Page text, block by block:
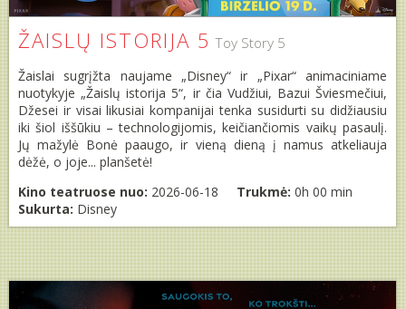
ŽAISLŲ ISTORIJA 5 Toy Story 5
Žaislai sugrįžta naujame „Disney“ ir „Pixar“ animaciniame
nuotykyje „Žaislų istorija 5“, ir čia Vudžiui, Bazui Šviesmečiui,
Džesei ir visai likusiai kompanijai tenka susidurti su didžiausiu
iki šiol iššūkiu – technologijomis, keičiančiomis vaikų pasaulį.
Jų mažylė Bonė paaugo, ir vieną dieną į namus atkeliauja
dėžė, o joje... planšetė!
Kino teatruose nuo: 2026-06-18 Trukmė: 0h 00 min
Sukurta: Disney